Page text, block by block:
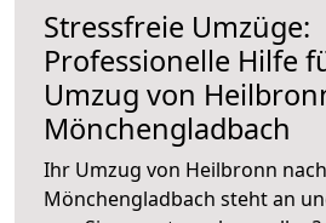
Stressfreie Umzüge:
Professionelle Hilfe
Umzug von
Mönchengladbach
Ihr Umzug von Heilbronn nach
Mönchengladbach steht an